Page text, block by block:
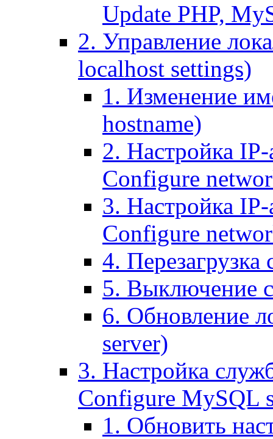
Update PHP,
2. Управление
localhost settings)
1. Изменение
hostname)
2. Настройка IP-
Configure
3. Настройка
Configure
4. Перезагрузка
5. Выключение
6. Обновление
server)
3. Настройка
Configure MySQL
1. Обновить